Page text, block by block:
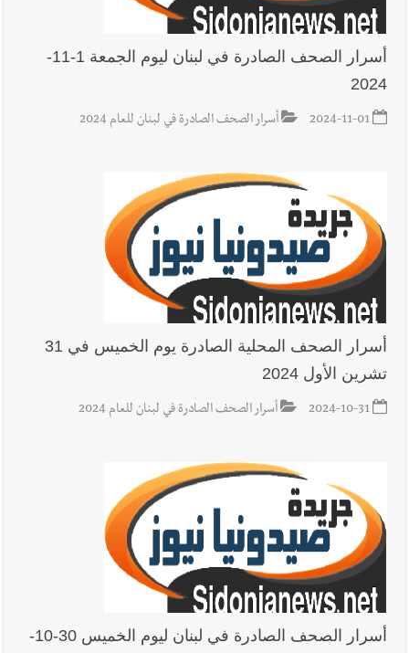
أسرار الصحف الصادرة في لبنان ليوم الجمعة 1-11-
2024
2024-11-01 أسرار الصحف الصادرة في لبنان للعام 2024
أسرار الصحف المحلية الصادرة يوم الخميس في 31
تشرين الأول 2024
2024-10-31 أسرار الصحف الصادرة في لبنان للعام 2024
أسرار الصحف الصادرة في لبنان ليوم الخميس 30-10-